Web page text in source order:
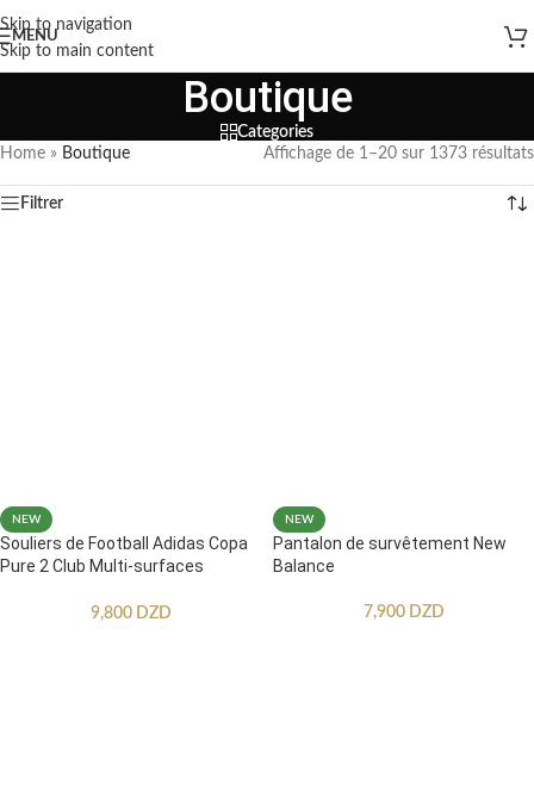
Skip to navigation
Skip to main content
MENU
Boutique
Categories
Home » Boutique Affichage de 1–20 sur 1373 résultats
Filtrer
NEW
Souliers de Football Adidas Copa
Pure 2 Club Multi-surfaces
9,800 DZD
NEW
Pantalon de survêtement New
Balance
7,900 DZD